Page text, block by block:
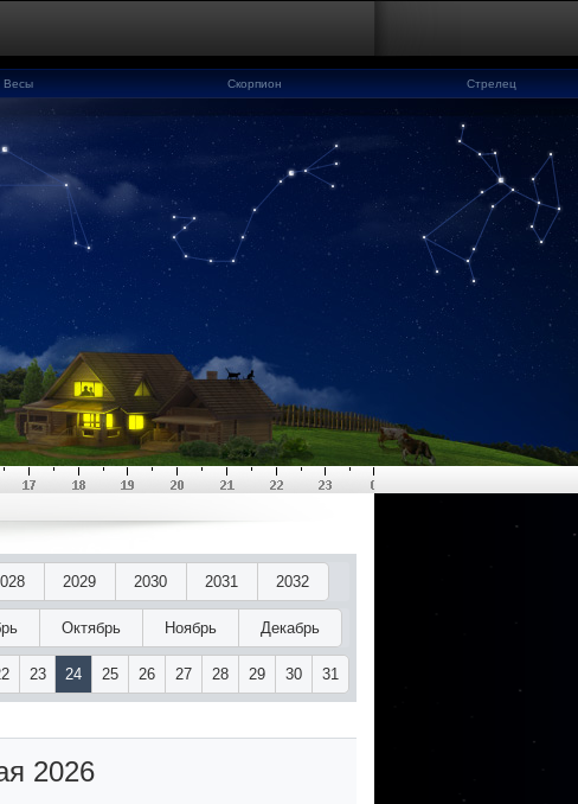
Весы Скорпион Стрелец
2029 2030 2031 2032
Октябрь Ноябрь Декабрь
23 24 25 26 27 28 29 30 31
2026